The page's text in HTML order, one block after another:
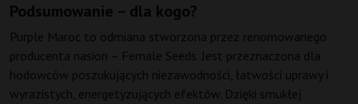
Podsumowanie – dla kogo?
Purple Maroc to odmiana stworzona przez renomowanego
producenta nasion – Female Seeds. Jest przeznaczona dla
hodowców poszukujących niezawodności, łatwości uprawy i
wyrazistych, energetyzujących efektów. Dzięki smukłej